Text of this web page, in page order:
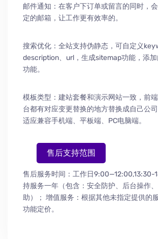
邮件通知：在客户下订单或留言的同时，
定的邮箱，让工作更有效率的。
搜索优化：全站支持伪静态，可自定义
description、url，生成sitemap功能，添
功能。
模板类型：建站套餐和演示网站一致，前
台都有对应变更替换的地方替换成自己公
适应兼容手机端、平板端、PC电脑端。
售后支持范围
售后服务时间：工作日9:00—12:00,13:30-
持服务一年（包含：安全防护、 后台操作、
助）
； 增值服务：根据其他未指定提供的
功能定价。